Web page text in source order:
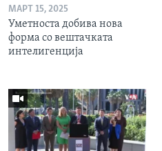
МАРТ 15, 2025
Уметноста добива нова
форма со вештачката
интелигенција